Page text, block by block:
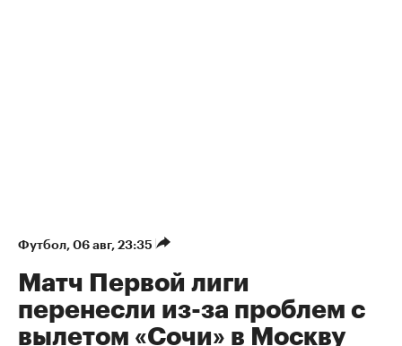
Футбол⁠, 06 авг, 23:35
Матч Первой лиги
перенесли из-за проблем с
вылетом «Сочи» в Москву